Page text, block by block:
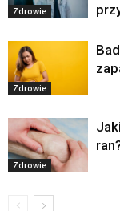
Zdrowie
Zdrowie
Zdrowie